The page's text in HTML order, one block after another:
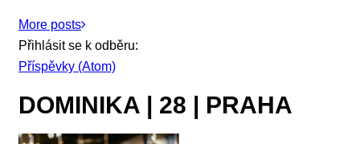
More posts
Přihlásit se k odběru:
Příspěvky (Atom)
DOMINIKA | 28 | PRAHA